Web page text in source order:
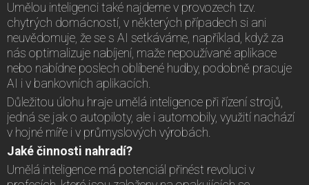
Umělou inteligenci také najdeme v provozech tzv.
chytrých domácností, v některých případech si ani
neuvědomuje, že se s AI setkáváme, například, když za
nás optimalizuje nabíjení, maže nepoužívané aplikace
nebo nabídne poslech oblíbené hudby, podobně pracuje
AI i v bankovních aplikacích.
Důležitou úlohu hraje umělá inteligence při řízení strojů,
jedná se jak o autopiloty, ale i automobily, využití nachází
v hojné míře i v průmyslových výrobách.
Jaké činnosti nahradí?
Umělá inteligence má potenciál přinést revoluci v